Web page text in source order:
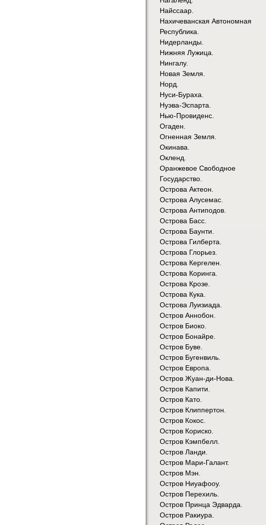
Найссаар.
Нахичеванская Автономная
Республика.
Нидерланды.
Нижняя Лужица.
Нингалу.
Новая Земля.
Норд.
Нуси-Бураха.
Нуэва-Эспарта.
Нью-Провиденс.
Огаден.
Огненная Земля.
Окинава.
Окленд.
Оранжевое Свободное
Государство.
Острова Актеон.
Острова Алусемас.
Острова Антиподов.
Острова Басс.
Острова Баунти.
Острова Гилберта.
Острова Глорьез.
Острова Кергелен.
Острова Коринга.
Острова Крозе.
Острова Кука.
Острова Луизиада.
Остров Аннобон.
Остров Биоко.
Остров Бонайре.
Остров Буве.
Остров Бугенвиль.
Остров Европа.
Остров Жуан-ди-Нова.
Остров Капити.
Остров Като.
Остров Клиппертон.
Остров Кокос.
Остров Кориско.
Остров Кэмпбелл.
Остров Ланди.
Остров Мари-Галант.
Остров Мэн.
Остров Ниуафооу.
Остров Перехиль.
Остров Принца Эдварда.
Остров Ракиура.